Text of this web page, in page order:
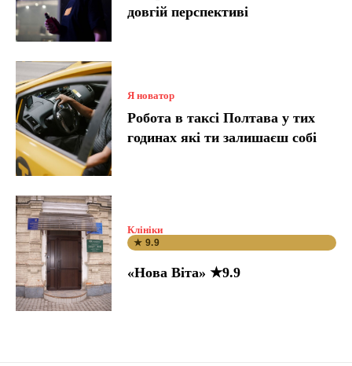
довгій перспективі
Я новатор
Робота в таксі Полтава у тих
годинах які ти залишаєш собі
Клініки
★ 9.9
«Нова Віта» ★9.9